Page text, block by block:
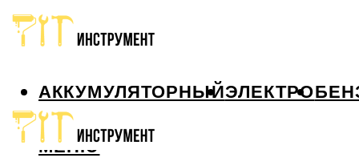
АККУМУЛЯТОРНЫЙЭЛЕКТРО
МЕНЮ